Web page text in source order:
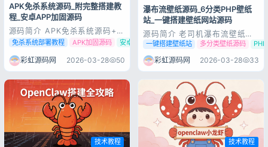
APK免杀系统源码_附完整搭建教
程_安卓APP加固源码
源码简介 APK免杀系统源码+搭
建教程 本套APK免杀系统源码
附带详细搭建教程，支持源码一
键部署，可实现APP相关免杀功
能，提供完整源码文件与图文搭
建步骤，新手也可快速完成环境
配置与系统搭建，适合网络安全
学习与技术研究使用。 源码展
示 源码...
免杀系统部署教程 APK加固源码 安卓免杀工具源码
彩虹源码网 2026-03-28 50
瀑布流壁纸源码_6分类PHP壁纸
站_一键搭建壁纸网站源码
源码简介 老司机瀑布流壁纸源
码 源码默认包含6个热门壁纸分
类，适配不同用户需求，分类名
称和对应接口可自由修改，无需
复杂操作： 黑丝壁纸 白丝壁纸
家秀壁纸 部署方法（超简单）
无需专业技术，新手也能1分钟
部署完...
一键搭建壁纸站 多分类壁纸源码
彩虹源码网 2026-03-28 33
技术教程 技术教程